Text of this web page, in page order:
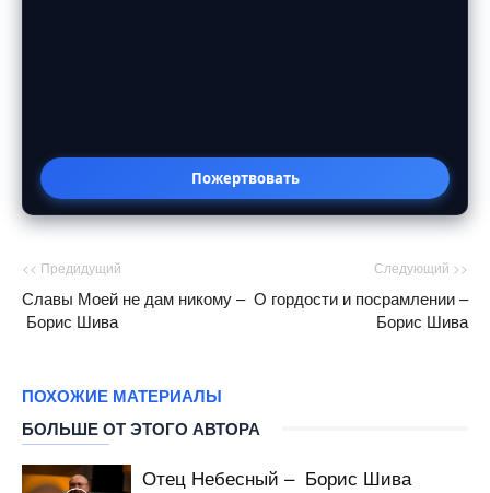
Пожертвовать
<< Предидущий
Славы Моей не дам никому –
Борис Шива
Следующий >>
О гордости и посрамлении –
Борис Шива
ПОХОЖИЕ МАТЕРИАЛЫ
БОЛЬШЕ ОТ ЭТОГО АВТОРА
Отец Небесный – Борис Шива